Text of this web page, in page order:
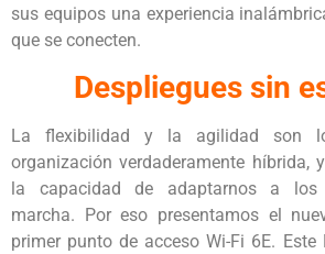
sus equipos una experiencia
que se conecten.
Despliegues sin
La flexibilidad y la agilidad son
organización verdaderamente híbrida,
la capacidad de adaptarnos a
marcha. Por eso presentamos el
primer punto de acceso Wi-Fi 6E.